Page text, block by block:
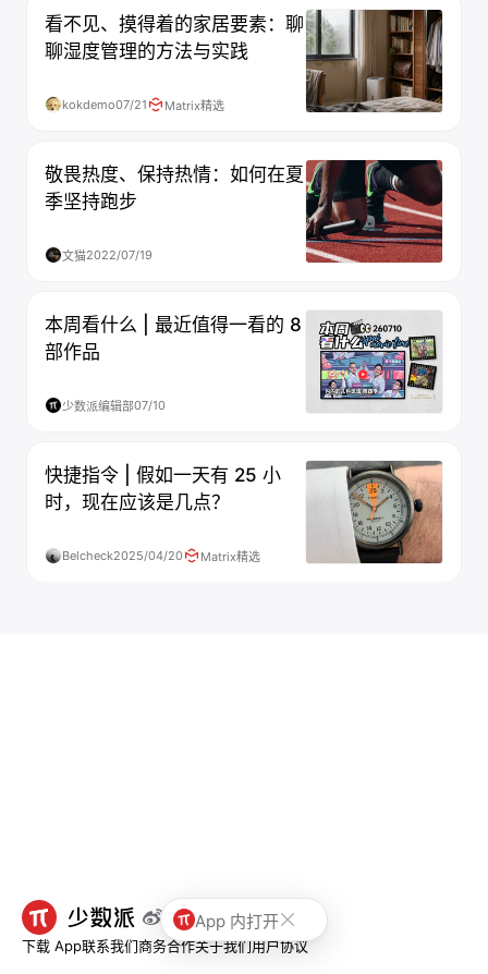
看不见、摸得着的家居要素：聊
聊湿度管理的方法与实践
kokdemo07/21 Matrix精选
敬畏热度、保持热情：如何在夏
季坚持跑步
文猫2022/07/19
本周看什么 | 最近值得一看的 8
部作品
少数派编辑部07/10
快捷指令 | 假如一天有 25 小
时，现在应该是几点？
Belcheck2025/04/20 Matrix精选
App 内打开
下载 App联系我们商务合作关于我们用户协议